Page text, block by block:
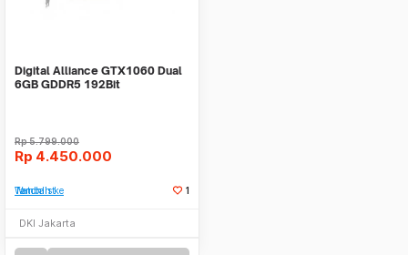
Digital Alliance GTX1060 Dual
6GB GDDR5 192Bit
Rp5.799.000
Rp 4.450.000
Tambah ke Watchlist 1
DKI Jakarta